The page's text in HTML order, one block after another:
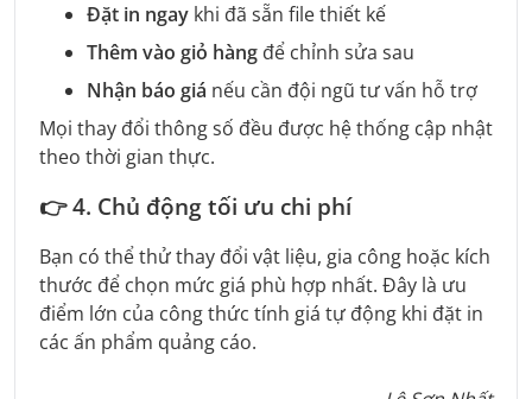
Đặt in ngay khi đã sẵn file thiết kế
Thêm vào giỏ hàng để chỉnh sửa sau
Nhận báo giá nếu cần đội ngũ tư vấn hỗ trợ
Mọi thay đổi thông số đều được hệ thống cập nhật
theo thời gian thực.
👉4. Chủ động tối ưu chi phí
Bạn có thể thử thay đổi vật liệu, gia công hoặc kích
thước để chọn mức giá phù hợp nhất. Đây là ưu
điểm lớn của công thức tính giá tự động khi đặt in
các ấn phẩm quảng cáo.